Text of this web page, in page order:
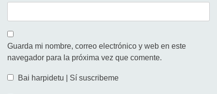
Guarda mi nombre, correo electrónico y web en este
navegador para la próxima vez que comente.
Bai harpidetu | Sí suscribeme